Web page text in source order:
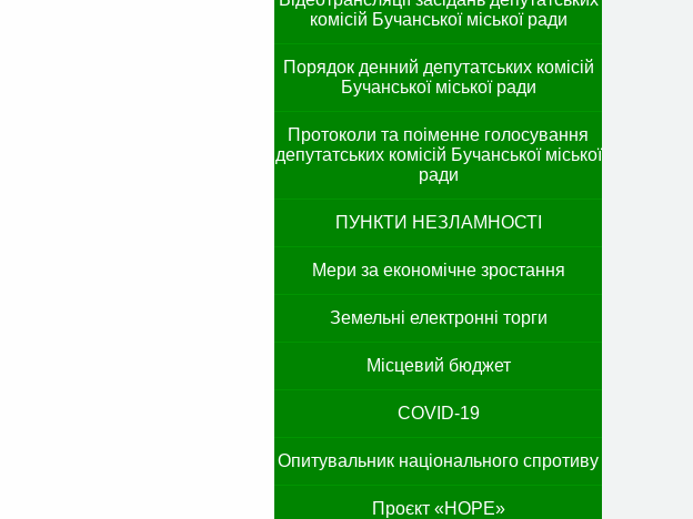
комісій Бучанської міської ради
Порядок денний депутатських комісій
Бучанської міської ради
Протоколи та поіменне голосування
депутатських комісій Бучанської міської
ради
ПУНКТИ НЕЗЛАМНОСТІ
Мери за економічне зростання
Земельні електронні торги
Місцевий бюджет
COVID-19
Опитувальник національного спротиву
Проєкт «HOPE»